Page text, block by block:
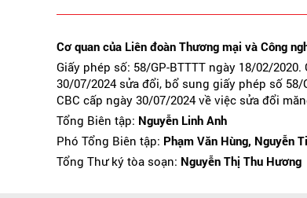
Cơ quan của Liên đoàn Thương mại và Công
Giấy phép số: 58/GP-BTTTT ngày 18/02/
30/07/2024 sửa đổi, bổ sung giấy phép số 58/
CBC cấp ngày 30/07/2024 về việc sửa đổi
Tổng Biên tập: Nguyễn Linh Anh
Phó Tổng Biên tập: Phạm Văn Hùng, Nguyễn
Tổng Thư ký tòa soạn: Nguyễn Thị Thu Hương